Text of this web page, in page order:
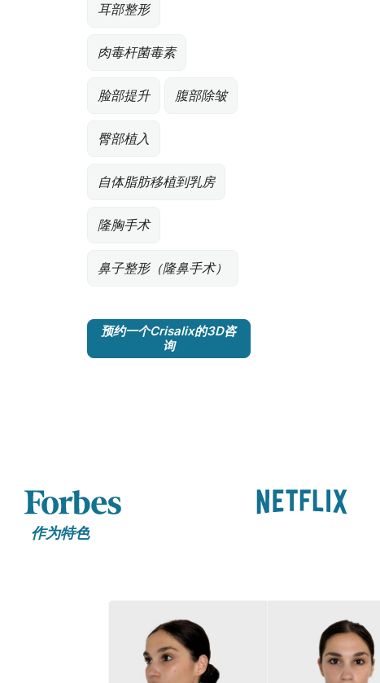
耳部整形
肉毒杆菌毒素
脸部提升 腹部除皱
臀部植入
自体脂肪移植到乳房
隆胸手术
鼻子整形（隆鼻手术）
预约一个Crisalix的3D咨
询
作为特色